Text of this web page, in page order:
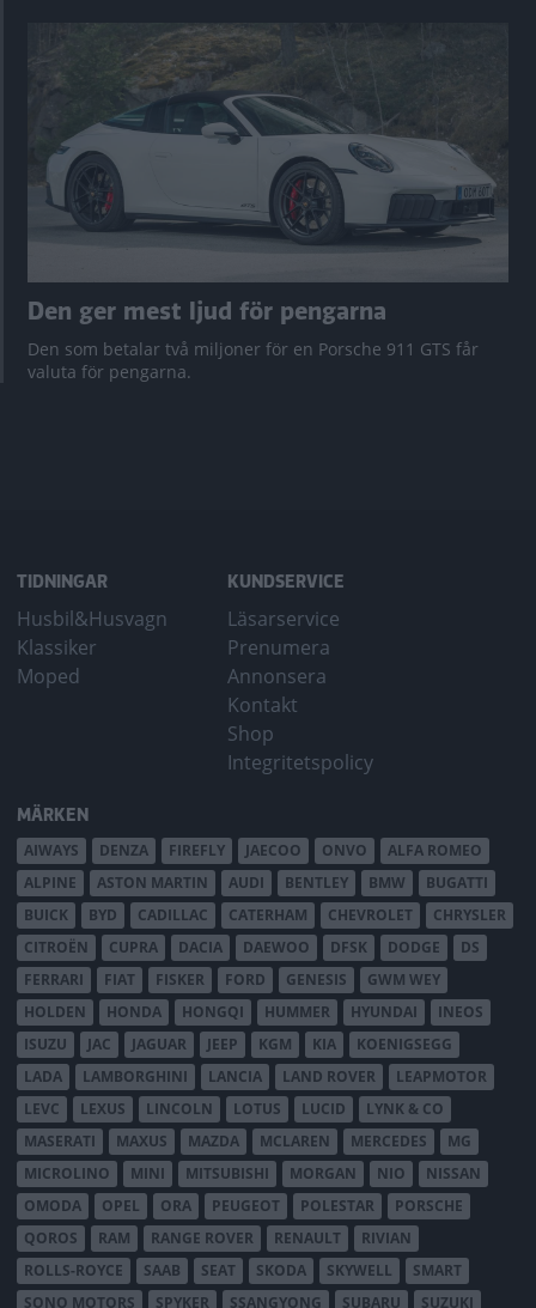
Den ger mest ljud för pengarna
Den som betalar två miljoner för en Porsche 911 GTS får
valuta för pengarna.
TIDNINGAR
Husbil&Husvagn
Klassiker
Moped
KUNDSERVICE
Läsarservice
Prenumera
Annonsera
Kontakt
Shop
Integritetspolicy
MÄRKEN
AIWAYS DENZA FIREFLY JAECOO ONVO
ALFA ROMEO
ALPINE
ASTON MARTIN AUDI BENTLEY BMW
BUGATTI
BUICK
BYD CADILLAC CATERHAM CHEVROLET
CHRYSLER
CITROËN
CUPRA DACIA DAEWOO DFSK DODGE
DS
FERRARI
FIAT FISKER FORD GENESIS
GWM WEY
HOLDEN
HONDA HONGQI HUMMER HYUNDAI
INEOS
ISUZU
JAC JAGUAR JEEP KGM KIA
KOENIGSEGG
LADA
LAMBORGHINI LANCIA LAND ROVER
LEAPMOTOR
LEVC
LEXUS LINCOLN LOTUS LUCID
LYNK & CO
MASERATI
MAXUS MAZDA MCLAREN MERCEDES
MG
MICROLINO
MINI MITSUBISHI MORGAN NIO
NISSAN
OMODA
OPEL ORA PEUGEOT POLESTAR
PORSCHE
QOROS
RAM RANGE ROVER RENAULT
RIVIAN
ROLLS-ROYCE
SAAB SEAT SKODA SKYWELL
SMART
SONO MOTORS
SPYKER SSANGYONG SUBARU SUZUKI